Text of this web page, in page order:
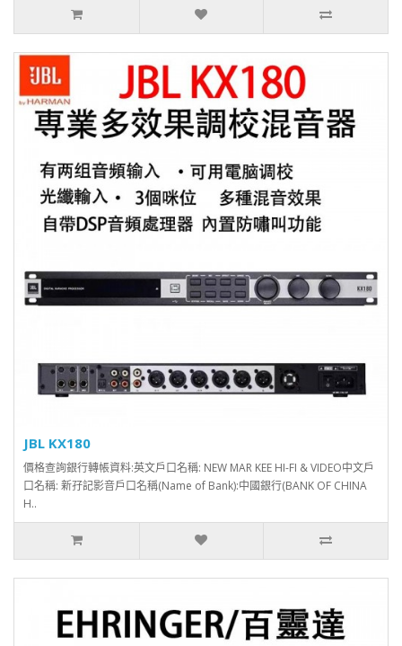
JBL KX180
價格查詢銀行轉帳資料:英文戶口名稱: NEW MAR KEE HI-FI & VIDEO中文戶
口名稱: 新孖記影音戶口名稱(Name of Bank):中國銀行(BANK OF CHINA
H..